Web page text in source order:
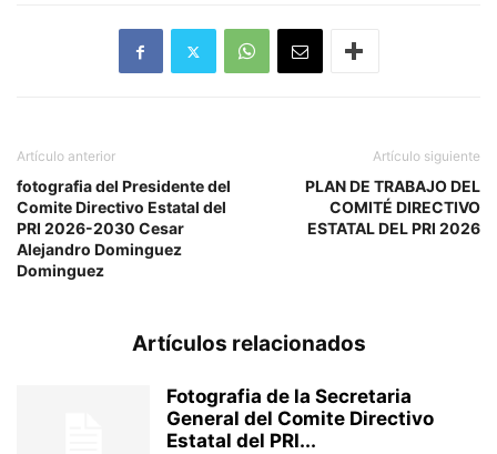
Artículo anterior
fotografia del Presidente del
Comite Directivo Estatal del
PRI 2026-2030 Cesar
Alejandro Dominguez
Dominguez
Artículo siguiente
PLAN DE TRABAJO DEL
COMITÉ DIRECTIVO
ESTATAL DEL PRI 2026
Artículos relacionados
Fotografia de la Secretaria
General del Comite Directivo
Estatal del PRI...